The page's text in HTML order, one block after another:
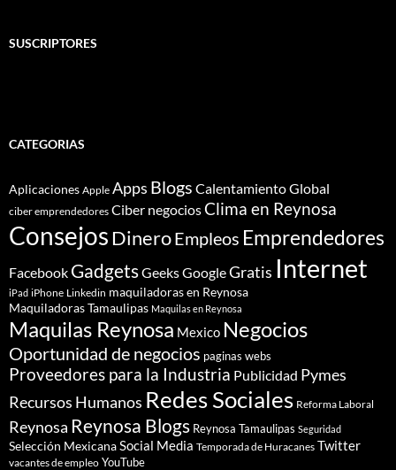
SUSCRIPTORES
CATEGORIAS
Aplicaciones Apple Apps Blogs Calentamiento Global
ciber emprendedores Ciber negociosClima en Reynosa
ConsejosDineroEmpleos Emprendedores
Facebook GadgetsGeeksGoogleGratis Internet
iPad iPhone Linkedin maquiladoras en Reynosa
Maquiladoras Tamaulipas Maquilas en Reynosa
Maquilas Reynosa Mexico Negocios
Oportunidad de negocios paginas webs
Proveedores para la Industria Publicidad Pymes
Recursos Humanos Redes Sociales Reforma Laboral
Reynosa Reynosa Blogs Reynosa Tamaulipas Seguridad
Selección MexicanaSocial Media Temporada de Huracanes Twitter
vacantes de empleo YouTube